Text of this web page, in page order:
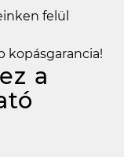
felül
kopásgarancia!
a